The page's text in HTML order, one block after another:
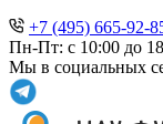
+7 (495) 665-92-
Пн-Пт: с 10:00 до
Мы в социальных